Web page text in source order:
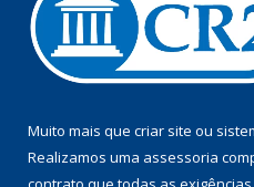
Muito mais que criar site ou
Realizamos uma assessoria